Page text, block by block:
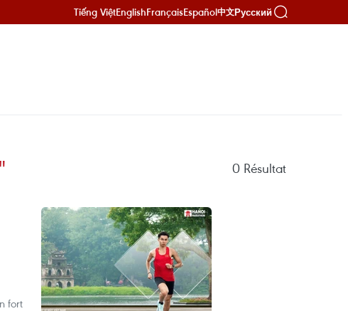
Tiếng ViệtEnglishFrançaisEspañol中文Русский
0 Résultat
fort